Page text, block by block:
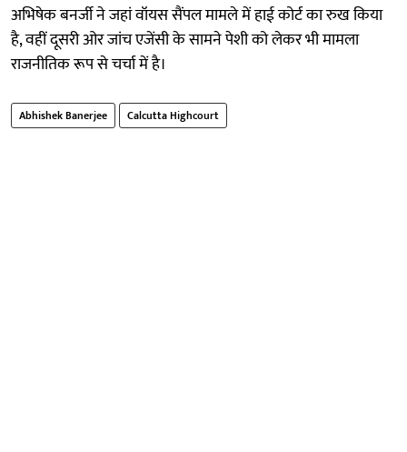
अभिषेक बनर्जी ने जहां वॉयस सैंपल मामले में हाई कोर्ट का रुख किया
है, वहीं दूसरी ओर जांच एजेंसी के सामने पेशी को लेकर भी मामला
राजनीतिक रूप से चर्चा में है।
Abhishek Banerjee Calcutta Highcourt